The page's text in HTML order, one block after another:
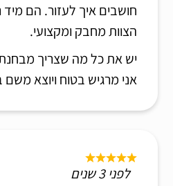
חושבים איך לעזור. הם מיד
הצוות מחבק ומקצועי.
יש את כל מה שצריך
אני מרגיש בטוח ויוצא
לפני 3 שנים